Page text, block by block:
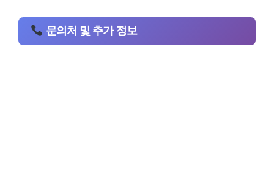
문의처 및 추가 정보